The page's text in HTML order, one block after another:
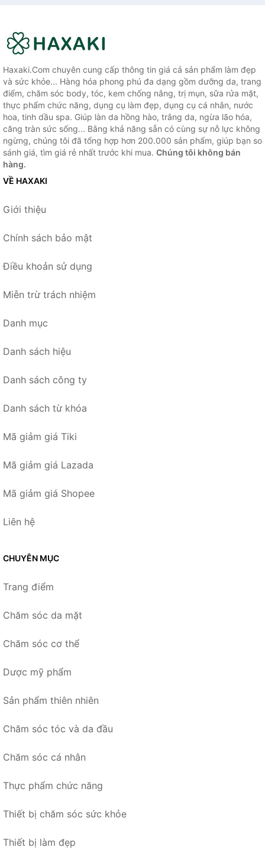
Haxaki.Com chuyên cung cấp thông tin giá cả sản phẩm làm đẹp
và sức khỏe... Hàng hóa phong phú đa dạng gồm dưỡng da, trang
điểm, chăm sóc body, tóc, kem chống nắng, trị mụn, sữa rửa mặt,
thực phẩm chức năng, dụng cụ làm đẹp, dụng cụ cá nhân, nước
hoa, tinh dầu spa. Giúp làn da hồng hào, trắng da, ngừa lão hóa,
căng tràn sức sống... Bằng khả năng sẵn có cùng sự nỗ lực không
ngừng, chúng tôi đã tổng hợp hơn 200.000 sản phẩm, giúp bạn so
sánh giá, tìm giá rẻ nhất trước khi mua. Chúng tôi không bán
hàng.
VỀ HAXAKI
Giới thiệu
Chính sách bảo mật
Điều khoản sử dụng
Miễn trừ trách nhiệm
Danh mục
Danh sách hiệu
Danh sách công ty
Danh sách từ khóa
Mã giảm giá Tiki
Mã giảm giá Lazada
Mã giảm giá Shopee
Liên hệ
CHUYÊN MỤC
Trang điểm
Chăm sóc da mặt
Chăm sóc cơ thể
Dược mỹ phẩm
Sản phẩm thiên nhiên
Chăm sóc tóc và da đầu
Chăm sóc cá nhân
Thực phẩm chức năng
Thiết bị chăm sóc sức khỏe
Thiết bị làm đẹp